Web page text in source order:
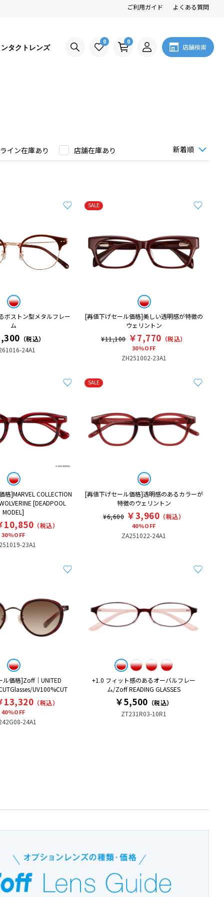
ご利用ガイド よくある質問
タクトレンズ
0 0
店舗検索
イン在庫あり 店舗在庫あり
ボストン型メタルフレー
ム
（税込）
24A1
SALE
[再値下げセール価格]美しい透明感が特徴の
ウェリントン
¥11,100 ￥7,770 （税込）
30%OFF
ZH251002-23A1
]MARVEL COLLECTION
[DEADPOOL
MODEL]
10,850 （税込）
30%OFF
23A1
SALE
[再値下げセール価格]透明感のあるカラーが
特徴のウェリントン
¥6,600 ￥3,960 （税込）
40%OFF
ZA251022-24A1
ル価格]Zoff｜UNITED
UV100%CUT
13,320 （税込）
40%OFF
24A1
+1.0 フィット感のあるオーバルフレー
ム/Zoff READING GLASSES
￥5,500 （税込）
ZT231R03-10R1